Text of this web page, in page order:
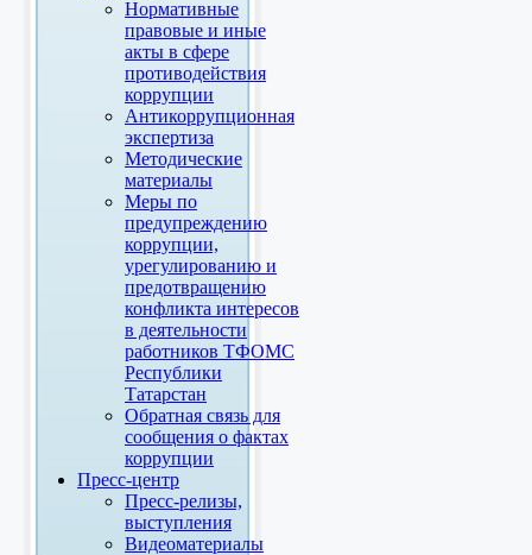
Нормативные
правовые и иные
акты в сфере
противодействия
коррупции
Антикоррупционная
экспертиза
Методические
материалы
Меры по
предупреждению
коррупции,
урегулированию и
предотвращению
конфликта интересов
в деятельности
работников ТФОМС
Республики
Татарстан
Обратная связь для
сообщения о фактах
коррупции
Пресс-центр
Пресс-релизы,
выступления
Видеоматериалы